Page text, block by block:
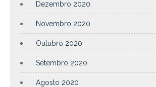
Dezembro 2020
Novembro 2020
Outubro 2020
Setembro 2020
Agosto 2020